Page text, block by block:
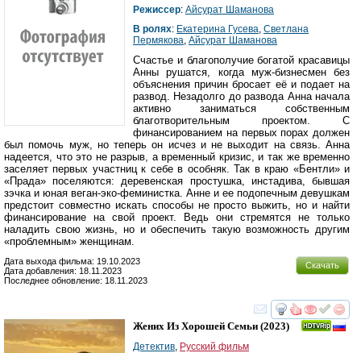
Режиссер: Айсурат Шаманова
В ролях: Екатерина Гусева, Светлана
Пермякова, Айсурат Шаманова
Счастье и благополучие богатой красавицы
Анны рушатся, когда муж-бизнесмен без
объяснения причин бросает её и подает на
развод. Незадолго до развода Анна начала
активно заниматься собственным
благотворительным проектом. С
финансированием на первых порах должен
был помочь муж, но теперь он исчез и не выходит на связь. Анна
надеется, что это не разрыв, а временный кризис, и так же временно
заселяет первых участниц к себе в особняк. Так в краю «Бентли» и
«Прада» поселяются: деревенская простушка, инстадива, бывшая
зэчка и юная веган-эко-феминистка. Анне и ее подопечным девушкам
предстоит совместно искать способы не просто выжить, но и найти
финансирование на свой проект. Ведь они стремятся не только
наладить свою жизнь, но и обеспечить такую возможность другим
«проблемным» женщинам.
Скачать
Дата выхода фильма: 19.10.2023
Дата добавления: 18.11.2023
Последнее обновление: 18.11.2023
смотреть
Жених Из Хорошей Семьи (2023)
Детектив, Русский фильм